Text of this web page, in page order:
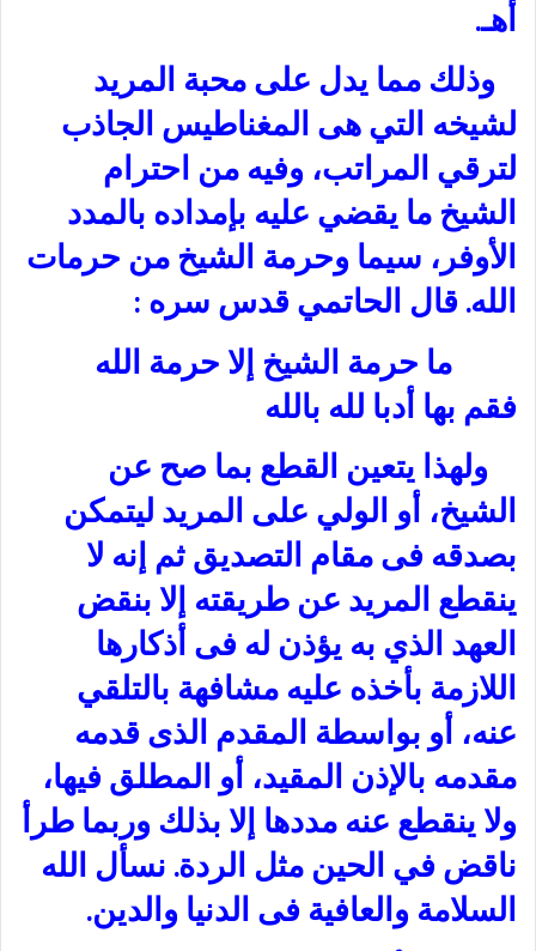
أهـ.
وذلك مما يدل على محبة المريد
لشيخه التي هى المغناطيس الجاذب
لترقي المراتب، وفيه من احترام
الشيخ ما يقضي عليه بإمداده بالمدد
الأوفر، سيما وحرمة الشيخ من حرمات
الله. قال الحاتمي قدس سره :
ما حرمة الشيخ إلا حرمة الله
فقم بها أدبا لله بالله
ولهذا يتعين القطع بما صح عن
الشيخ، أو الولي على المريد ليتمكن
بصدقه فى مقام التصديق ثم إنه لا
ينقطع المريد عن طريقته إلا بنقض
العهد الذي به يؤذن له فى أذكارها
اللازمة بأخذه عليه مشافهة بالتلقي
عنه، أو بواسطة المقدم الذى قدمه
مقدمه بالإذن المقيد، أو المطلق فيها،
ولا ينقطع عنه مددها إلا بذلك وربما طرأ
ناقض في الحين مثل الردة. نسأل الله
السلامة والعافية فى الدنيا والدين.